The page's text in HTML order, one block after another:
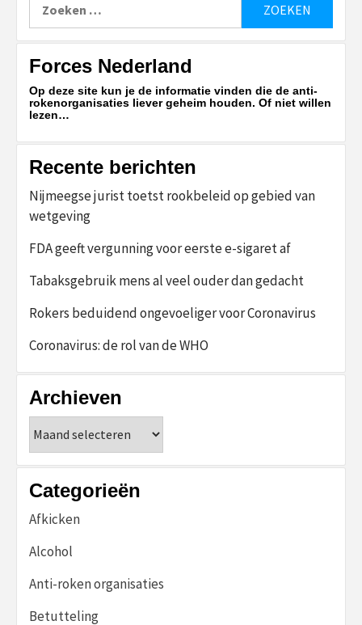
naar:
Forces Nederland
Op deze site kun je de informatie vinden die de anti-
rokenorganisaties liever geheim houden. Of niet willen
lezen…
Recente berichten
Nijmeegse jurist toetst rookbeleid op gebied van
wetgeving
FDA geeft vergunning voor eerste e-sigaret af
Tabaksgebruik mens al veel ouder dan gedacht
Rokers beduidend ongevoeliger voor Coronavirus
Coronavirus: de rol van de WHO
Archieven
Categorieën
Afkicken
Alcohol
Anti-roken organisaties
Betutteling